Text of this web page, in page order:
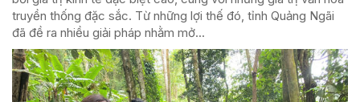
truyền thống đặc sắc. Từ những lợi thế đó, tỉnh Quảng Ngãi
đã đề ra nhiều giải pháp nhằm mở...